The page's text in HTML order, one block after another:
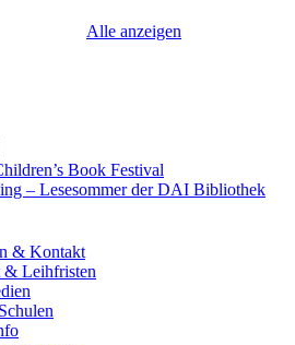
Alle anzeigen
Book Festival
– Lesesommer der DAI Bibliothek
& Kontakt
& Leihfristen